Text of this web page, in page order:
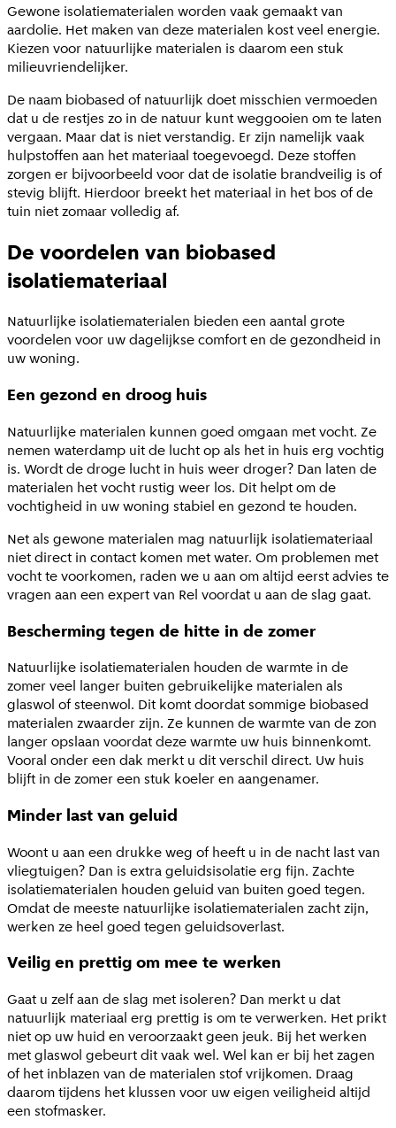
Gewone isolatiematerialen worden vaak gemaakt van
aardolie. Het maken van deze materialen kost veel energie.
Kiezen voor natuurlijke materialen is daarom een stuk
milieuvriendelijker.
De naam biobased of natuurlijk doet misschien vermoeden
dat u de restjes zo in de natuur kunt weggooien om te laten
vergaan. Maar dat is niet verstandig. Er zijn namelijk vaak
hulpstoffen aan het materiaal toegevoegd. Deze stoffen
zorgen er bijvoorbeeld voor dat de isolatie brandveilig is of
stevig blijft. Hierdoor breekt het materiaal in het bos of de
tuin niet zomaar volledig af.
De voordelen van biobased
isolatiemateriaal
Natuurlijke isolatiematerialen bieden een aantal grote
voordelen voor uw dagelijkse comfort en de gezondheid in
uw woning.
Een gezond en droog huis
Natuurlijke materialen kunnen goed omgaan met vocht. Ze
nemen waterdamp uit de lucht op als het in huis erg vochtig
is. Wordt de droge lucht in huis weer droger? Dan laten de
materialen het vocht rustig weer los. Dit helpt om de
vochtigheid in uw woning stabiel en gezond te houden.
Net als gewone materialen mag natuurlijk isolatiemateriaal
niet direct in contact komen met water. Om problemen met
vocht te voorkomen, raden we u aan om altijd eerst advies te
vragen aan een expert van Rel voordat u aan de slag gaat.
Bescherming tegen de hitte in de zomer
Natuurlijke isolatiematerialen houden de warmte in de
zomer veel langer buiten gebruikelijke materialen als
glaswol of steenwol. Dit komt doordat sommige biobased
materialen zwaarder zijn. Ze kunnen de warmte van de zon
langer opslaan voordat deze warmte uw huis binnenkomt.
Vooral onder een dak merkt u dit verschil direct. Uw huis
blijft in de zomer een stuk koeler en aangenamer.
Minder last van geluid
Woont u aan een drukke weg of heeft u in de nacht last van
vliegtuigen? Dan is extra geluidsisolatie erg fijn. Zachte
isolatiematerialen houden geluid van buiten goed tegen.
Omdat de meeste natuurlijke isolatiematerialen zacht zijn,
werken ze heel goed tegen geluidsoverlast.
Veilig en prettig om mee te werken
Gaat u zelf aan de slag met isoleren? Dan merkt u dat
natuurlijk materiaal erg prettig is om te verwerken. Het prikt
niet op uw huid en veroorzaakt geen jeuk. Bij het werken
met glaswol gebeurt dit vaak wel. Wel kan er bij het zagen
of het inblazen van de materialen stof vrijkomen. Draag
daarom tijdens het klussen voor uw eigen veiligheid altijd
een stofmasker.